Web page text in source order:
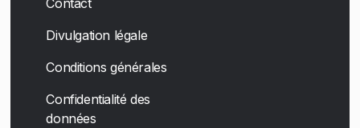
Contact
Divulgation légale
Conditions générales
Confidentialité des
données